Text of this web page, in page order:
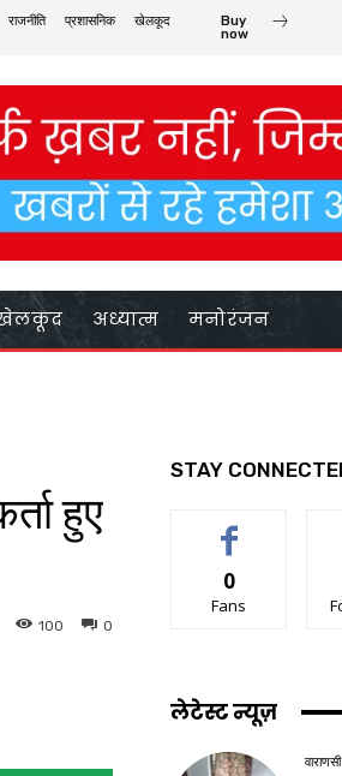
राजनीति प्रशासनिक
खेलकूद
Buy
now
अध्यात्म मनोरंजन
हुए
0
100
STAY
0
Fans
लेटेस्ट न्यूज़
वाराणसी